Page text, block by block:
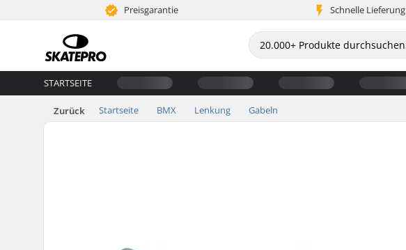
Preisgarantie Schnelle Lieferung
STARTSEITE
Zurück Startseite BMX Lenkung Gabeln